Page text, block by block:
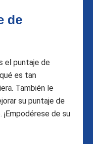
de
el puntaje de
es tan
También le
su puntaje de
de su